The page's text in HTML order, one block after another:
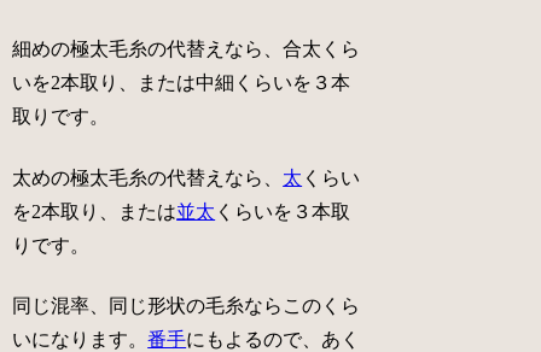
細めの極太毛糸の代替え なら、合太 くら
いを2本取り、または中細 くらいを３本
取りです。
太めの極太毛糸の代替え なら、 太 くらい
を2本取り、または並太 くらいを３本取
りです。
同じ混率、同じ形状の毛糸ならこのくら
いになります。番手にもよるので、あく